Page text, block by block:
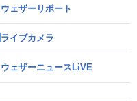
ウェザーリポート
ライブカメラ
ウェザーニュースLiVE